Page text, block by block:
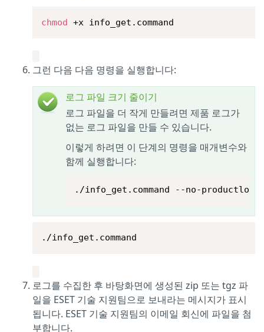
chmod +x info_get.command
그런 다음 다음 명령을 실행합니다:
로그 파일 크기 줄이기
로그 파일을 더 작게 만들려면 제품 로그가
없는 로그 파일을 만들 수 있습니다.
이렇게 하려면 이 단계의 명령을 매개변수와
함께 실행합니다:
./info_get.command --no-productlogs
./info_get.command
로그를 수집한 후 바탕화면에 생성된 zip 또는 tgz 파
일을 ESET 기술 지원팀으로 보내라는 메시지가 표시
됩니다. ESET 기술 지원팀의 이메일 회신에 파일을 첨
부합니다.